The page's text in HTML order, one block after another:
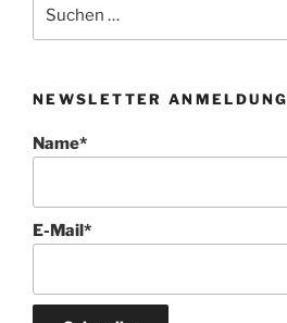
nach:
NEWSLETTER ANMELDUNG
Name*
E-Mail*